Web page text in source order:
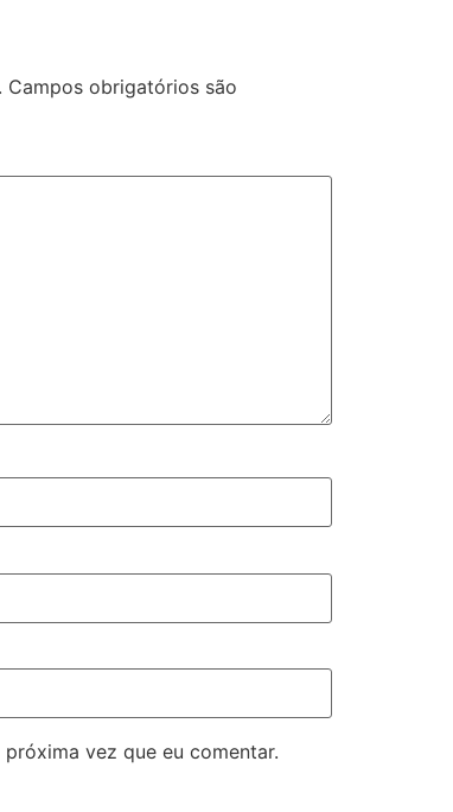
Campos obrigatórios são
vez que eu comentar.